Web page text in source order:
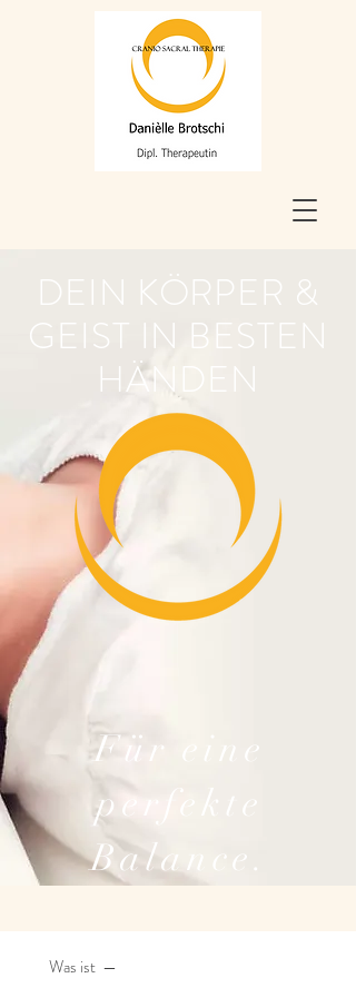
DEIN KÖRPER &
GEIST IN BESTEN
HÄNDEN
Für eine
perfekte
Balance.
Was ist —